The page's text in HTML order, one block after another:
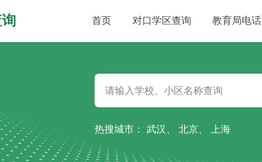
主首页 对口学区查询 教育局电话
热搜城市： 武汉 、 北京、 上海